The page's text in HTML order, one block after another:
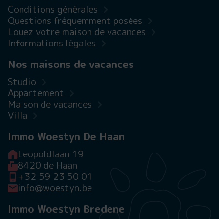
Conditions générales
Questions fréquemment posées
Louez votre maison de vacances
Informations légales
Nos maisons de vacances
Studio
Appartement
Maison de vacances
Villa
Immo Woestyn De Haan
Leopoldlaan 19
8420 de Haan
+32 59 23 50 01
info@woestyn.be
Immo Woestyn Bredene